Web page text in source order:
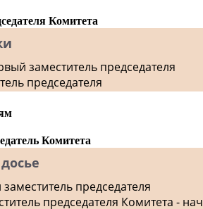
Комитета
заместитель председателя
председателя
Комитета
председателя
председателя Комитета -